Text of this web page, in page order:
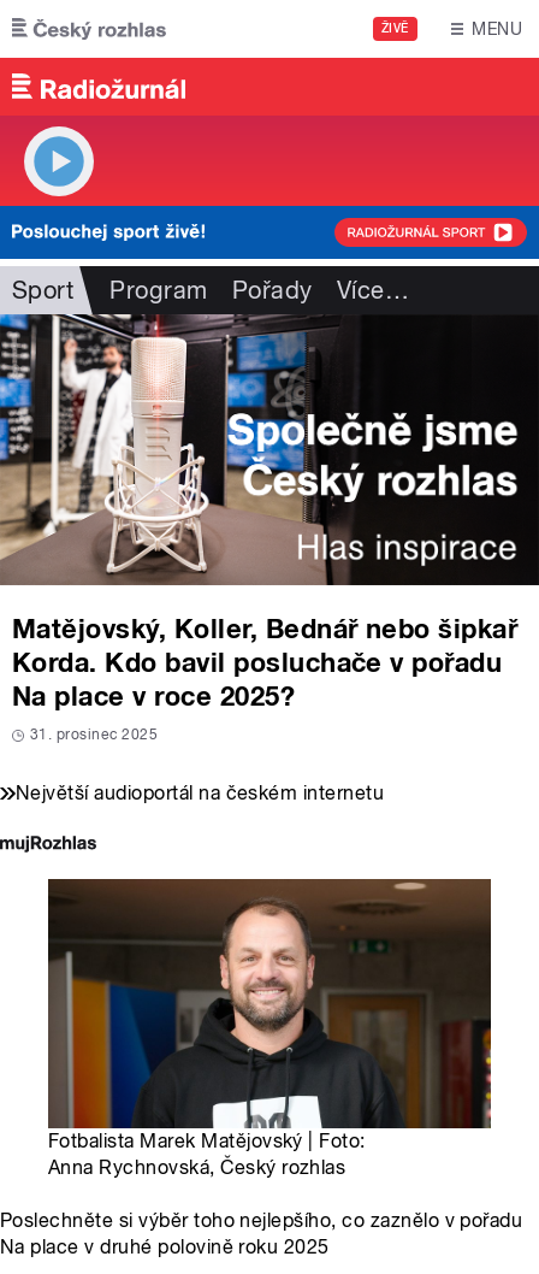
Přejít k hlavnímu obsahu
ŽIVĚ MENU
Sport Program Pořady Více…
Matějovský, Koller, Bednář nebo šipkař
Korda. Kdo bavil posluchače v pořadu
Na place v roce 2025?
31. prosinec 2025
Největší audioportál na českém internetu
Fotbalista Marek Matějovský | Foto:
Anna Rychnovská, Český rozhlas
Poslechněte si výběr toho nejlepšího, co zaznělo v pořadu
Na place v druhé polovině roku 2025